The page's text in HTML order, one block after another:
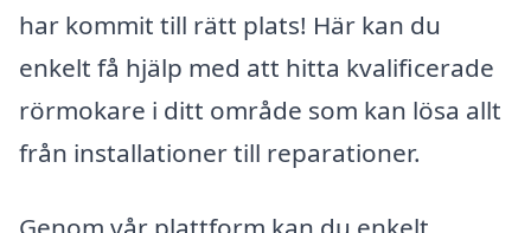
har kommit till rätt plats! Här kan du
enkelt få hjälp med att hitta kvalificerade
rörmokare i ditt område som kan lösa allt
från installationer till reparationer.